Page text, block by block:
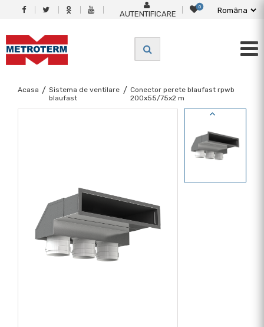
AUTENTIFICARE
0
Acasa / Sistema de ventilare
blaufast
/ Conector perete blaufast rpwb
200x55/75x2 m